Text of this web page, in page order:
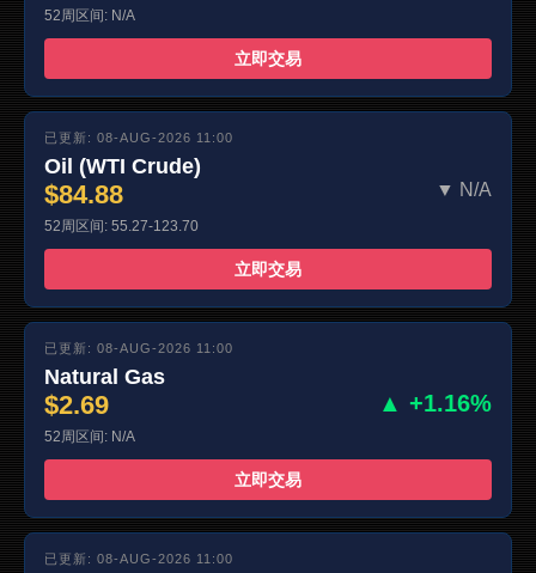
52周区间: N/A
立即交易
已更新: 08-AUG-2026 11:00
Oil (WTI Crude)
$84.88 ▼ N/A
52周区间: 55.27-123.70
立即交易
已更新: 08-AUG-2026 11:00
Natural Gas
$2.69 ▲ +1.16%
52周区间: N/A
立即交易
已更新: 08-AUG-2026 11:00